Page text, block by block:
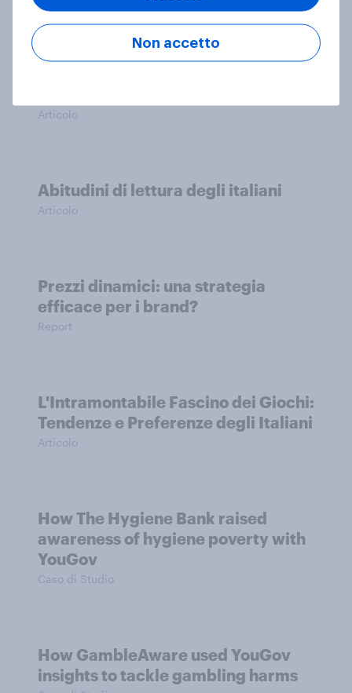
Articolo
Abitudini di lettura degli italiani
Articolo
Prezzi dinamici: una strategia
efficace per i brand?
Report
L'Intramontabile Fascino dei Giochi:
Tendenze e Preferenze degli Italiani
Articolo
How The Hygiene Bank raised
awareness of hygiene poverty with
YouGov
Caso di Studio
How GambleAware used YouGov
insights to tackle gambling harms
Non accetto